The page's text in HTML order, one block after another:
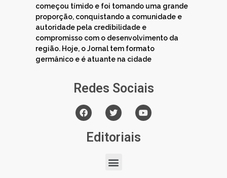
começou tímido e foi tomando uma grande
proporção, conquistando a comunidade e
autoridade pela credibilidade e
compromisso com o desenvolvimento da
região. Hoje, o Jornal tem formato
germânico e é atuante na cidade
Redes Sociais
Editoriais